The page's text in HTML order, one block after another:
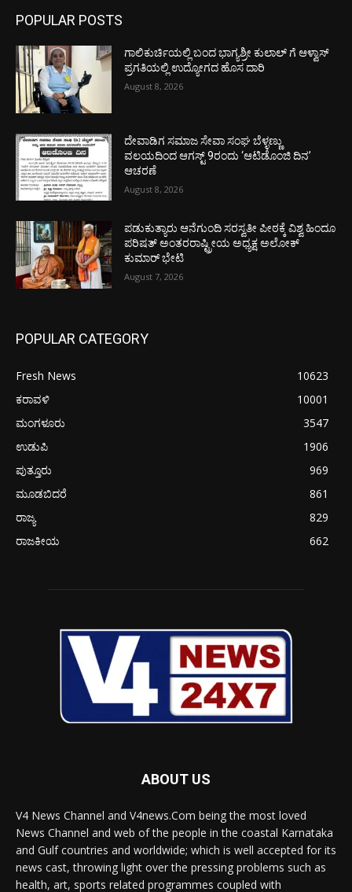
POPULAR POSTS
ಗಾಲಿಕುರ್ಚಿಯಲ್ಲಿ ಬಂದ ಭಾಗ್ಯಶ್ರೀ ಕುಲಾಲ್ ಗೆ ಆಳ್ವಾಸ್
ಪ್ರಗತಿಯಲ್ಲಿ ಉದ್ಯೋಗದ ಹೊಸ ದಾರಿ
August 8, 2026
ದೇವಾಡಿಗ ಸಮಾಜ ಸೇವಾ ಸಂಘ ಬೆಳ್ಳಣ್ಣು
ವಲಯದಿಂದ ಆಗಸ್ಟ್ 9ರಂದು ‘ಆಟಿಡೊಂಜಿ ದಿನ’
ಆಚರಣೆ
August 8, 2026
ಪಡುಕುತ್ಯಾರು ಆನೆಗುಂದಿ ಸರಸ್ವತೀ ಪೀಠಕ್ಕೆ ವಿಶ್ವ ಹಿಂದೂ
ಪರಿಷತ್ ಅಂತರರಾಷ್ಟ್ರೀಯ ಅಧ್ಯಕ್ಷ ಅಲೋಕ್
ಕುಮಾರ್ ಭೇಟಿ
August 7, 2026
POPULAR CATEGORY
Fresh News
10623
ಕರಾವಳಿ
10001
ಮಂಗಳೂರು
3547
ಉಡುಪಿ
1906
ಪುತ್ತೂರು
969
ಮೂಡಬಿದರೆ
861
ರಾಜ್ಯ
829
ರಾಜಕೀಯ
662
ABOUT US
V4 News Channel and V4news.Com being the most loved
News Channel and web of the people in the coastal Karnataka
and Gulf countries and worldwide; which is well accepted for its
news cast, throwing light over the pressing problems such as
health, art, sports related programmes coupled with